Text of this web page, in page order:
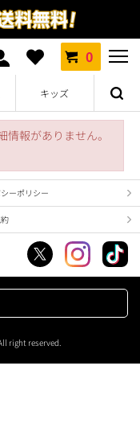
0
キッズ
報がありません。
ーポリシー
right reserved.